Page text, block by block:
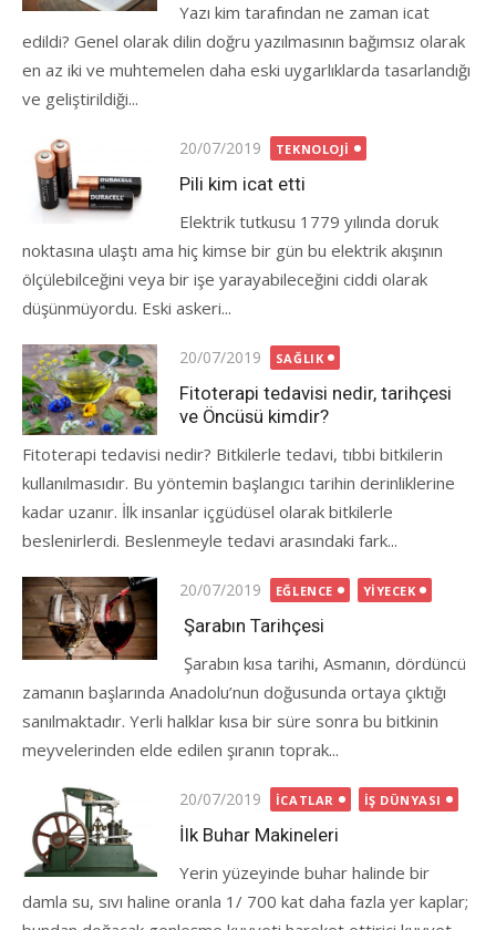
Yazı kim tarafından ne zaman icat
edildi? Genel olarak dilin doğru yazılmasının bağımsız olarak
en az iki ve muhtemelen daha eski uygarlıklarda tasarlandığı
ve geliştirildiği...
Posted
on
20/07/2019 TEKNOLOJI
Pili kim icat etti
Elektrik tutkusu 1779 yılında doruk
noktasına ulaştı ama hiç kimse bir gün bu elektrik akışının
ölçülebilceğini veya bir işe yarayabileceğini ciddi olarak
düşünmüyordu. Eski askeri...
Posted
on
20/07/2019 SAĞLIK
Fitoterapi tedavisi nedir, tarihçesi
ve Öncüsü kimdir?
Fitoterapi tedavisi nedir? Bitkilerle tedavi, tıbbi bitkilerin
kullanılmasıdır. Bu yöntemin başlangıcı tarihin derinliklerine
kadar uzanır. İlk insanlar içgüdüsel olarak bitkilerle
beslenirlerdi. Beslenmeyle tedavi arasındaki fark...
Posted
on
20/07/2019 EĞLENCE YIYECEK
Şarabın Tarihçesi
Şarabın kısa tarihi, Asmanın, dördüncü
zamanın başlarında Anadolu’nun doğusunda ortaya çıktığı
sanılmaktadır. Yerli halklar kısa bir süre sonra bu bitkinin
meyvelerinden elde edilen şıranın toprak...
Posted
on
20/07/2019 İCATLAR İŞ DÜNYASI
İlk Buhar Makineleri
Yerin yüzeyinde buhar halinde bir
damla su, sıvı haline oranla 1/ 700 kat daha fazla yer kaplar;